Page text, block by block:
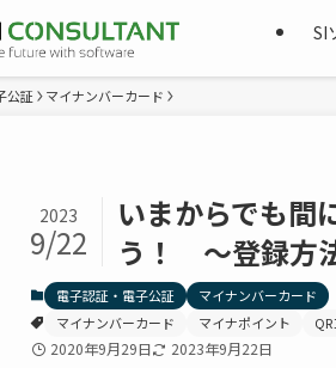
SI
公証 マイナンバーカード
いまからでも間
う！ ～登録方
2023
9/22
電子認証・電子公証
マイナンバーカード
マイナンバーカード
マイナポイント
2020年9月29日 2023年9月22日